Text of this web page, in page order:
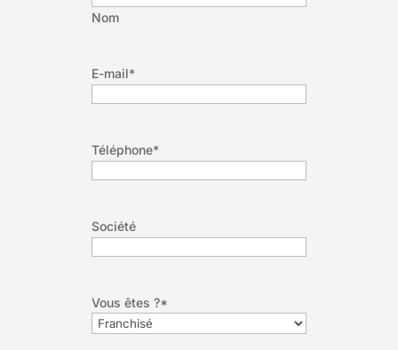
Nom
E-mail*
Téléphone*
Société
Vous êtes ?*